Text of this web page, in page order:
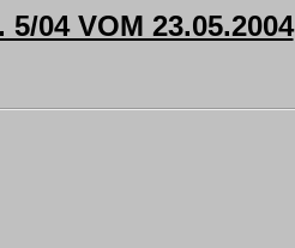
5/04 VOM 23.05.2004